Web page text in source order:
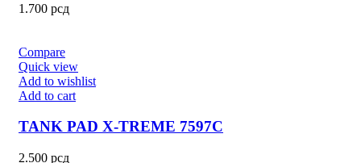
1.700 рсд
Compare
Quick view
Add to wishlist
Add to cart
TANK PAD X-TREME 7597C
2.500 рсд